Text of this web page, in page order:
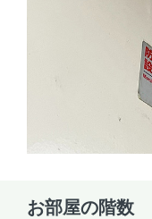
お部屋の階数